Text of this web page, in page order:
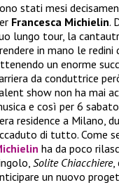
stati mesi
Francesca Michielin.
lungo tour, la
in mano le redini
un enorme
da conduttrice
show non ha mai
e così per 6
residence a Milano,
di tutto. Come
ha da poco
Solite Chiacchiere,
un nuovo